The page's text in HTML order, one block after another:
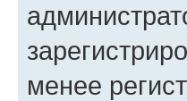
менее